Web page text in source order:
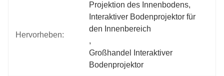
Hervorheben:
Projektion des Innenbodens,
Interaktiver Bodenprojektor für
den Innenbereich
,
Großhandel Interaktiver
Bodenprojektor